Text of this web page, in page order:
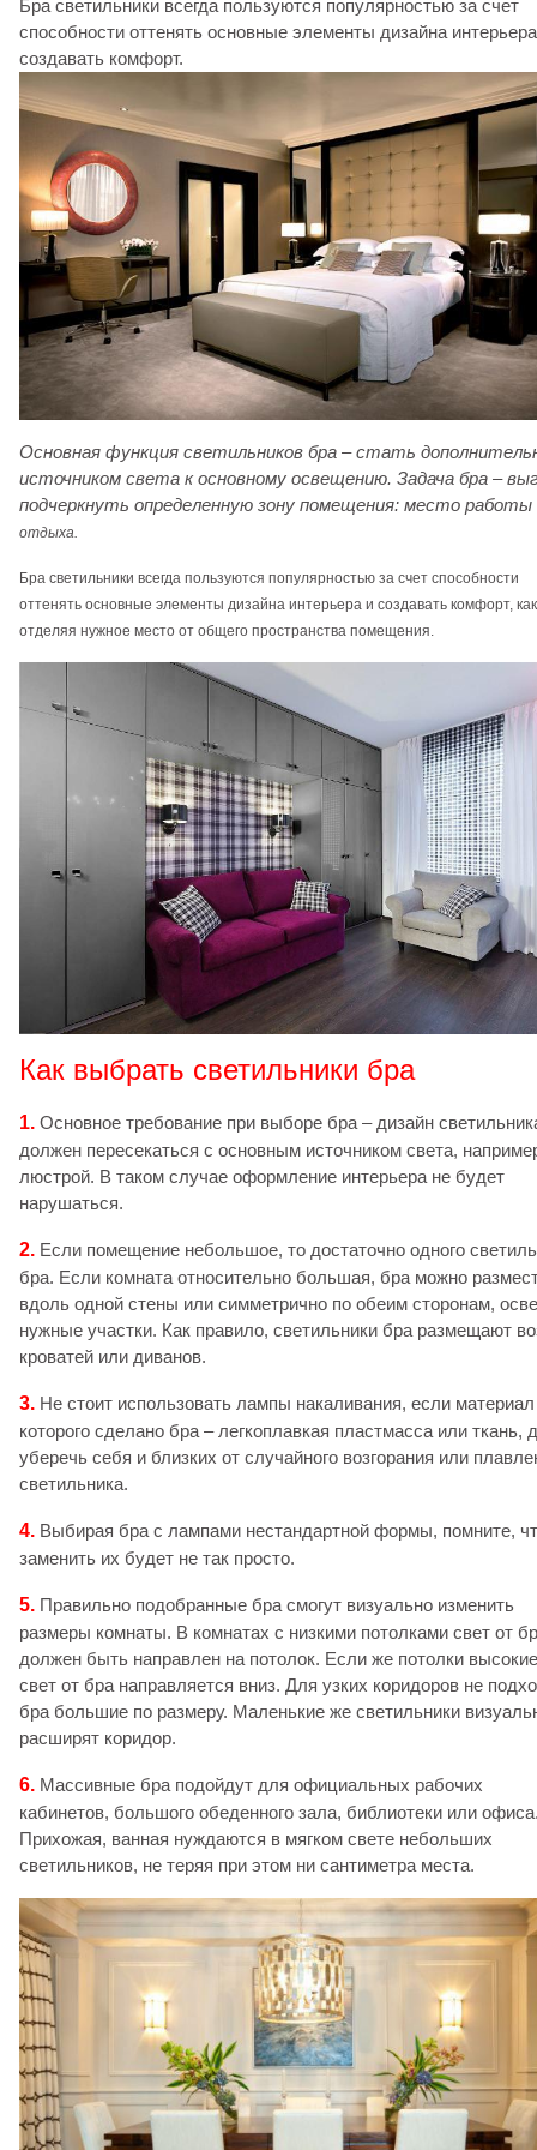
Бра светильники всегда пользуются популярностью за счет
способности оттенять основные элементы дизайна
создавать комфорт.
Основная функция светильников бра – стать
источником света к основному освещению. Задача бра –
подчеркнуть определенную зону помещения: место работы
отдыха.
Бра светильники всегда пользуются популярностью за счет способности
оттенять основные элементы дизайна интерьера и создавать комфорт,
отделяя нужное место от общего пространства помещения.
Как выбрать светильники бра
1. Основное требование при выборе бра – дизайн
должен пересекаться с основным источником света,
люстрой. В таком случае оформление интерьера не будет
нарушаться.
2. Если помещение небольшое, то достаточно одного
бра. Если комната относительно большая, бра можно
вдоль одной стены или симметрично по обеим сторонам,
нужные участки. Как правило, светильники бра размещают
кроватей или диванов.
3. Не стоит использовать лампы накаливания, если материал
которого сделано бра – легкоплавкая пластмасса или ткань,
уберечь себя и близких от случайного возгорания или
светильника.
4. Выбирая бра с лампами нестандартной формы, помните,
заменить их будет не так просто.
5. Правильно подобранные бра смогут визуально изменить
размеры комнаты. В комнатах с низкими потолками свет от
должен быть направлен на потолок. Если же потолки
свет от бра направляется вниз. Для узких коридоров не
бра большие по размеру. Маленькие же светильники
расширят коридор.
6. Массивные бра подойдут для официальных рабочих
кабинетов, большого обеденного зала, библиотеки или
Прихожая, ванная нуждаются в мягком свете небольших
светильников, не теряя при этом ни сантиметра места.